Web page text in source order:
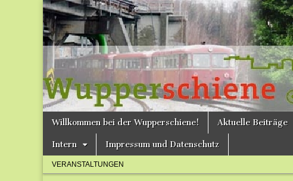
Bergische
Bahnen /
Förderverein
Wupperschiene
e.V.
Main
Skip
content
Willkommen bei der Wupperschiene! Aktuelle Beiträge
Intern Impressum und Datenschutz
Sub
menu
VERANSTALTUNGEN